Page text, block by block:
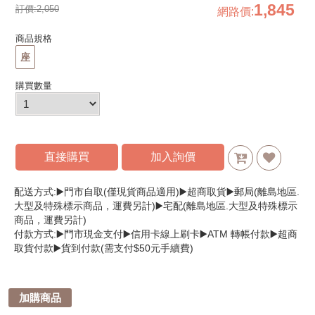
訂價:2,050 網路價:1,845
商品規格
座
購買數量
直接購買 加入詢價
配送方式:▶️門市自取(僅現貨商品適用)▶️超商取貨▶️郵局(離島地區.
大型及特殊標示商品，運費另計)▶️宅配(離島地區.大型及特殊標示
商品，運費另計)
付款方式:▶️門市現金支付▶️信用卡線上刷卡▶️ATM 轉帳付款▶️超商
取貨付款▶️貨到付款(需支付$50元手續費)
加購商品